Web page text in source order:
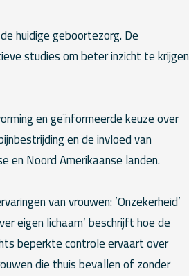
huidige geboortezorg. De
studies om beter inzicht te krijgen
en geïnformeerde keuze over
en de invloed van
en Noord Amerikaanse landen.
van vrouwen: ’Onzekerheid’
eigen lichaam’ beschrijft hoe de
beperkte controle ervaart over
die thuis bevallen of zonder